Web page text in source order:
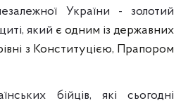
України - золотий
який є одним із державних
з Конституцією, Прапором
бійців, які сьогодні